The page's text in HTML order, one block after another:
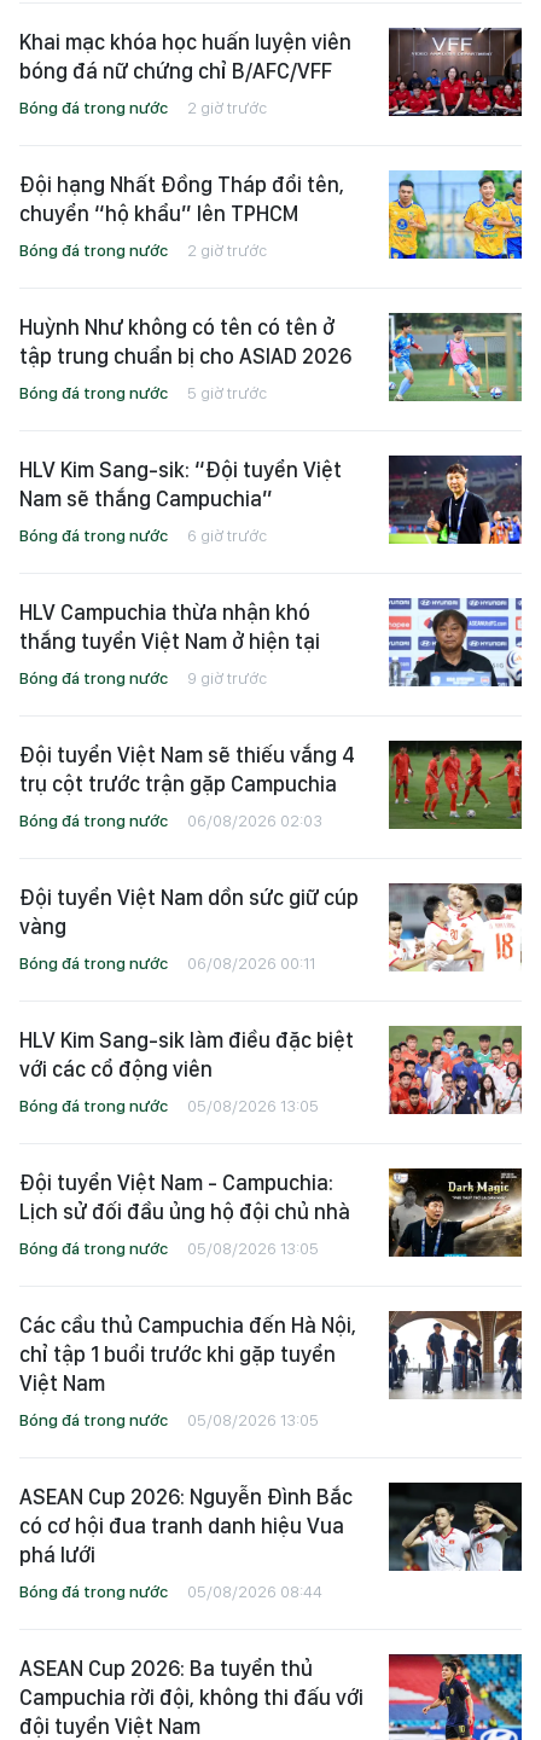
Khai mạc khóa học huấn luyện viên
bóng đá nữ chứng chỉ B/AFC/VFF
Bóng đá trong nước 2 giờ trước
Đội hạng Nhất Đồng Tháp đổi tên,
chuyển “hộ khẩu” lên TPHCM
Bóng đá trong nước 2 giờ trước
Huỳnh Như không có tên có tên ở
tập trung chuẩn bị cho ASIAD 2026
Bóng đá trong nước 5 giờ trước
HLV Kim Sang-sik: “Đội tuyển Việt
Nam sẽ thắng Campuchia”
Bóng đá trong nước 6 giờ trước
HLV Campuchia thừa nhận khó
thắng tuyển Việt Nam ở hiện tại
Bóng đá trong nước 9 giờ trước
Đội tuyển Việt Nam sẽ thiếu vắng 4
trụ cột trước trận gặp Campuchia
Bóng đá trong nước 06/08/2026 02:03
Đội tuyển Việt Nam dồn sức giữ cúp
vàng
Bóng đá trong nước 06/08/2026 00:11
HLV Kim Sang-sik làm điều đặc biệt
với các cổ động viên
Bóng đá trong nước 05/08/2026 13:05
Đội tuyển Việt Nam - Campuchia:
Lịch sử đối đầu ủng hộ đội chủ nhà
Bóng đá trong nước 05/08/2026 13:05
Các cầu thủ Campuchia đến Hà Nội,
chỉ tập 1 buổi trước khi gặp tuyển
Việt Nam
Bóng đá trong nước 05/08/2026 13:05
ASEAN Cup 2026: Nguyễn Đình Bắc
có cơ hội đua tranh danh hiệu Vua
phá lưới
Bóng đá trong nước 05/08/2026 08:44
ASEAN Cup 2026: Ba tuyển thủ
Campuchia rời đội, không thi đấu với
đội tuyển Việt Nam